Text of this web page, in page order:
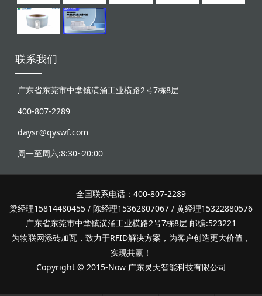
联系我们
广东省东莞市中堂镇潢涌工业横路2号7栋8层
400-807-2289
daysr@qyswf.com
周一至周六:8:30~20:00
全国联系电话：400-807-2289
梁经理15814480455 / 陈经理15362807067 / 黄经理15322880576
广东省东莞市中堂镇潢涌工业横路2号7栋8层 邮编:523221
为物联网添砖加瓦，致力于RFID解决方案，为客户创造更大价值，
实现共赢！
Copyright © 2015-Now 广东灵天智能科技有限公司